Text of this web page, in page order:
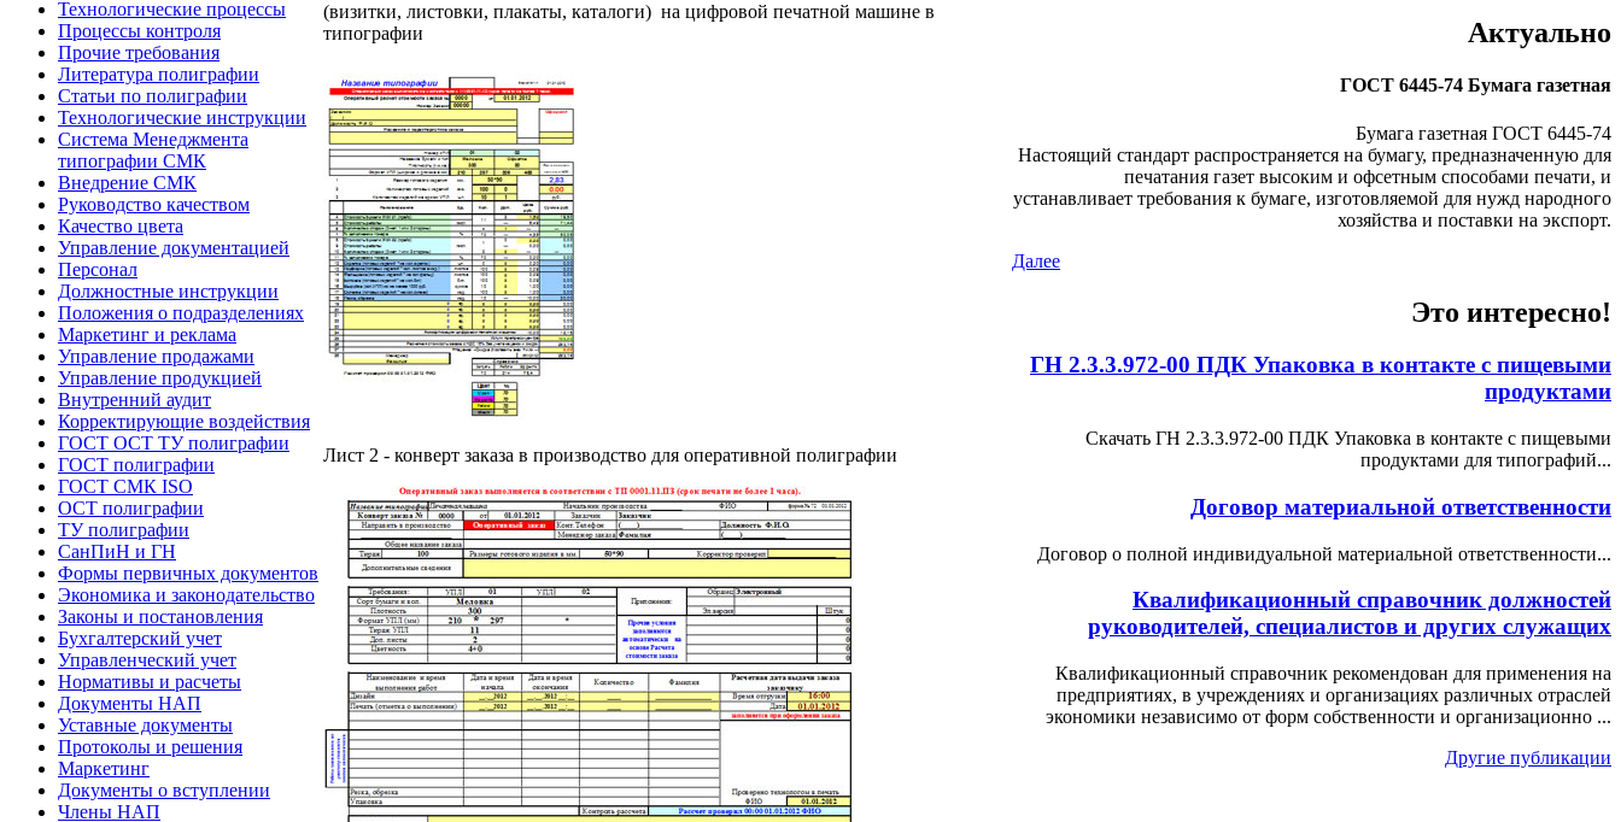
Технологические процессы
Процессы контроля
Прочие требования
Литература полиграфии
Статьи по полиграфии
Технологические инструкции
Система Менеджмента
типографии СМК
Внедрение СМК
Руководство качеством
Качество цвета
Управление документацией
Персонал
Должностные инструкции
Положения о подразделениях
Маркетинг и реклама
Управление продажами
Управление продукцией
Внутренний аудит
Корректирующие воздействия
ГОСТ ОСТ ТУ полиграфии
ГОСТ полиграфии
ГОСТ СМК ISO
ОСТ полиграфии
ТУ полиграфии
СанПиН и ГН
Формы первичных документов
Экономика и законодательство
Законы и постановления
Бухгалтерский учет
Управленческий учет
Нормативы и расчеты
Документы НАП
Уставные документы
Протоколы и решения
Маркетинг
Документы о вступлении
Члены НАП
(визитки, листовки, плакаты, каталоги) на цифровой печатной машине в
типографии
Лист 2 - конверт заказа в производство для оперативной полиграфии
Актуально
ГОСТ 6445-74 Бумага газетная
Бумага газетная ГОСТ 6445-74
Настоящий стандарт распространяется на бумагу, предназначенную для
печатания газет высоким и офсетным способами печати, и
устанавливает требования к бумаге, изготовляемой для нужд народного
хозяйства и поставки на экспорт.
Далее
Это интересно!
ГН 2.3.3.972-00 ПДК Упаковка в контакте с пищевыми
продуктами
Скачать ГН 2.3.3.972-00 ПДК Упаковка в контакте с пищевыми
продуктами для типографий...
Договор материальной ответственности
Договор о полной индивидуальной материальной ответственности...
Квалификационный справочник должностей
руководителей, специалистов и других служащих
Квалификационный справочник рекомендован для применения на
предприятиях, в учреждениях и организациях различных отраслей
экономики независимо от форм собственности и организационно ...
Другие публикации